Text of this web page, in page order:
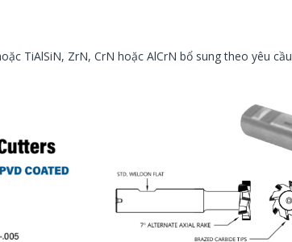
TiAlSiN, ZrN, CrN hoặc AlCrN bổ sung theo yêu